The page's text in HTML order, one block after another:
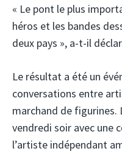
« Le pont le plus
héros et les bandes
deux pays », a-t-il
Le résultat a été un
conversations entre
marchand de figurines.
vendredi soir avec une
l’artiste indépendant